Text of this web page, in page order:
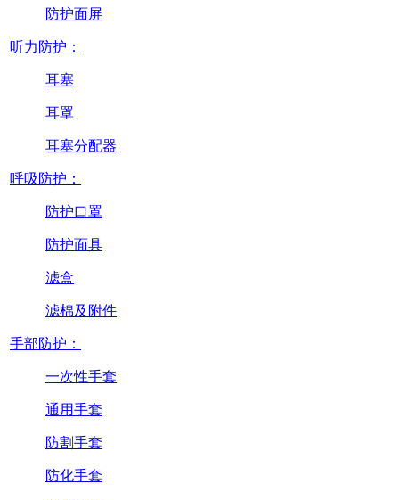
防护面屏
听力防护：
耳塞
耳罩
耳塞分配器
呼吸防护：
防护口罩
防护面具
滤盒
滤棉及附件
手部防护：
一次性手套
通用手套
防割手套
防化手套